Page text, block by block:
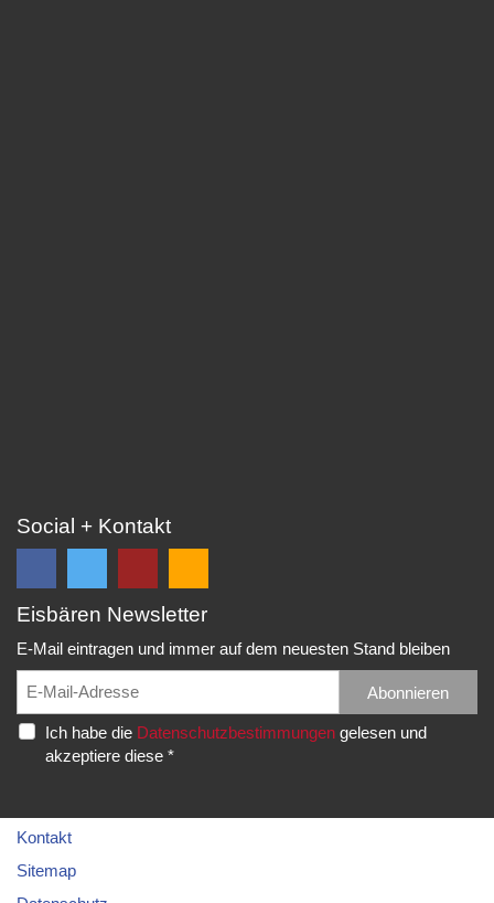
Social + Kontakt
Folge
auf
Facebook
und
erhalte
die
Folge
auf
Twitter
und
erhalte
die
EC
Eppelheim
Rudolf-
Diesel-
Str.
Eppelheim
Falls
unsere
Spielberichte,
etc.
Eisbären Newsletter
E-Mail eintragen und immer auf dem neuesten Stand bleiben
Abonnieren
Ich habe die Datenschutzbestimmungengelesen und
akzeptiere diese *
Kontakt
Sitemap